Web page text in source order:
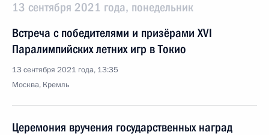
13 сентября 2021 года, понедельник
Встреча с победителями и призёрами ХVI
Паралимпийских летних игр в Токио
13 сентября 2021 года, 13:35
Москва, Кремль
Церемония вручения государственных наград